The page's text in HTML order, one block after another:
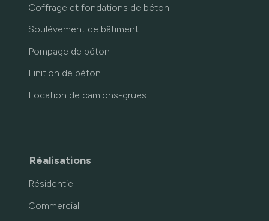
Coffrage et fondations de béton
Soulèvement de bâtiment
Pompage de béton
Finition de béton
Location de camions-grues
Réalisations
Résidentiel
Commercial